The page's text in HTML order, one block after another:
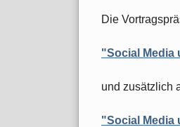
Die
"Social Media
und zusätzlich
"Social Media